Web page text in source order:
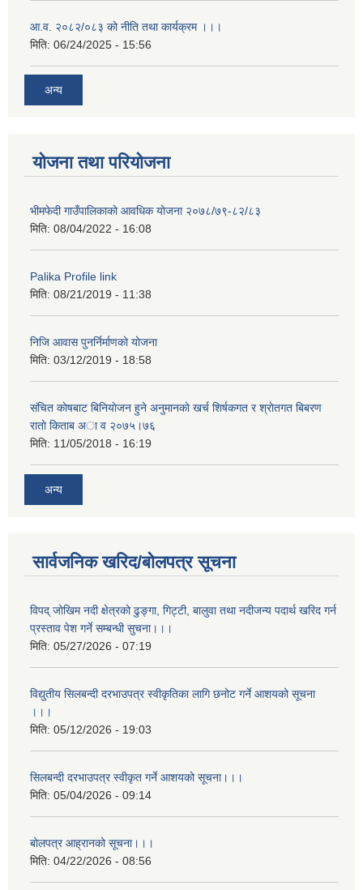
आ.व. २०८२/०८३ को नीति तथा कार्यक्रम ।।।
मिति: 06/24/2025 - 15:56
अन्य
योजना तथा परियोजना
भीमफेदी गाउँपालिकाको आवधिक योजना २०७८/७९-८२/८३
मिति: 08/04/2022 - 16:08
Palika Profile link
मिति: 08/21/2019 - 11:38
निजि आवास पुनर्निर्माणको योजना
मिति: 03/12/2019 - 18:58
संचित काेषबाट बिनियाेजन हुने अनुमानकाे खर्च शिर्षकगत र श्राेतगत बिबरण
राताे किताब अा‍ व २‍०७५।७६
मिति: 11/05/2018 - 16:19
अन्य
सार्वजनिक खरिद/बोलपत्र सूचना
विपद् जोखिम नदी क्षेत्रको ढुङ्गा, गिट्टी, बालुवा तथा नदीजन्य पदार्थ खरिद गर्न
प्रस्ताव पेश गर्ने सम्बन्धी सुचना।।।
मिति: 05/27/2026 - 07:19
विद्युतीय सिलबन्दी दरभाउपत्र स्वीकृतिका लागि छनोट गर्ने आशयको सूचना
।।।
मिति: 05/12/2026 - 19:03
सिलबन्दी दरभाउपत्र स्वीकृत गर्ने आशयको सूचना।।।
मिति: 05/04/2026 - 09:14
बोलपत्र आह्रानको सूचना।।।
मिति: 04/22/2026 - 08:56